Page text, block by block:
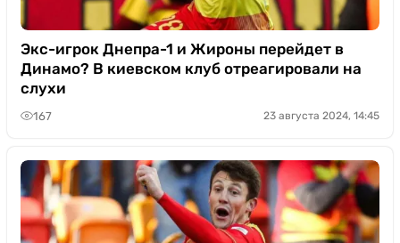
Букмекеры
Казино
Экс-игрок Днепра-1 и Жироны перейдет в
Динамо? В киевском клуб отреагировали на
слухи
167 23 августа 2024, 14:45